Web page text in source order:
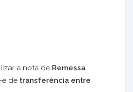
a nota de Remessa
e de transferência entre